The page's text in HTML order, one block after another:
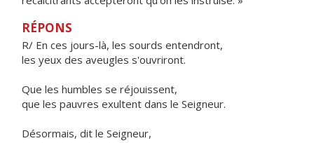
RÉPONS
R/ En ces jours-là, les sourds entendront,
les yeux des aveugles s'ouvriront.
Que les humbles se réjouissent,
que les pauvres exultent dans le Seigneur.
Désormais, dit le Seigneur,